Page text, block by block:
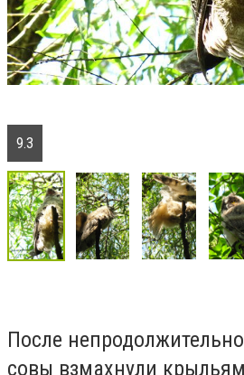
9.3
После
совы взмахнули